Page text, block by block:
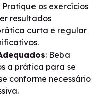
Pratique os exercícios
resultados
curta e regular
: Beba
a prática para se
conforme necessário